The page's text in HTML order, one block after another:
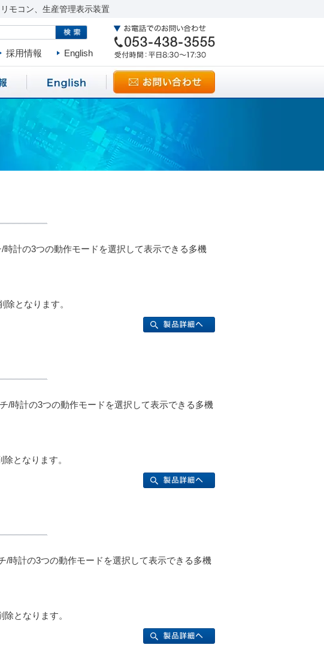
モコン、生産管理表示装置
採用情報 English
計の3つの動作モードを選択して表示できる多機
となります。
/時計の3つの動作モードを選択して表示できる多機
となります。
/時計の3つの動作モードを選択して表示できる多機
となります。